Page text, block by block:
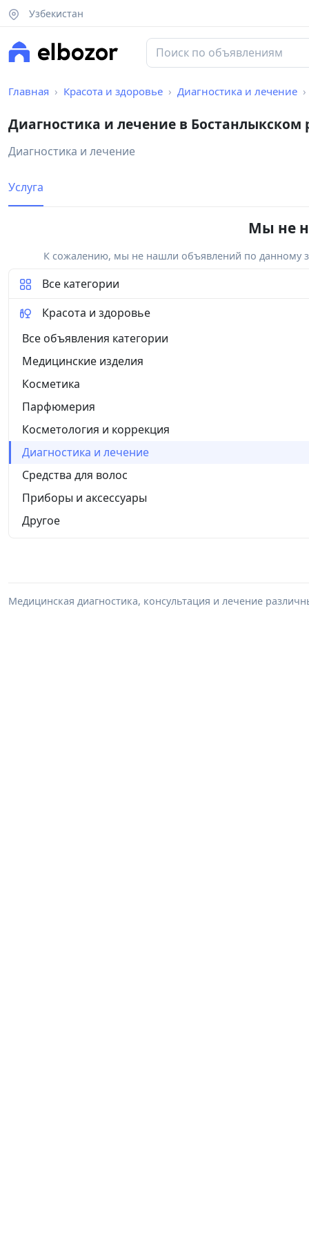
Узбекистан
Главная Красота и здоровье Диагностика и лечение
Диагностика и лечение в Бостанлыкском
Диагностика и лечение
Услуга
Мы не
К сожалению, мы не нашли объявлений по данному
Все категории
Красота и здоровье
Все объявления категории
Медицинские изделия
Косметика
Парфюмерия
Косметология и коррекция
Диагностика и лечение
Средства для волос
Приборы и аксессуары
Другое
Медицинская диагностика, консультация и лечение